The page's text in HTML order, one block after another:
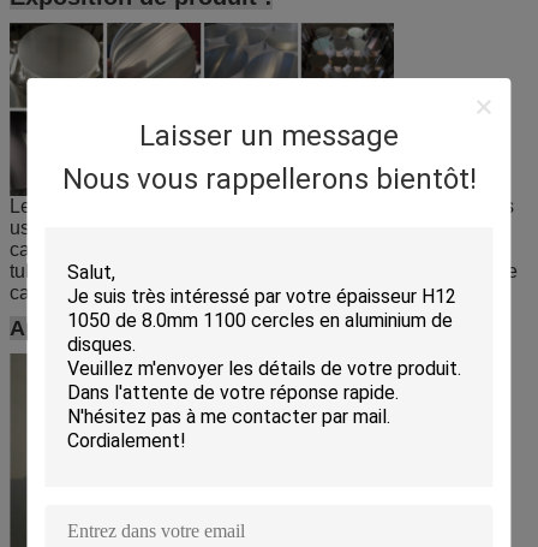
Laisser un message
Nous vous rappellerons bientôt!
Le cercle/disque en aluminium utilisation principal pour des
usages commerciaux et industriels généraux, comme la
caisse de condensateur, la caisse de pâte dentifrice, les
tubes médicaux, les articles de cuisine, la bouteille de jet, le
cas cosmétique et la caisse etc. de tube de colle.
Application :